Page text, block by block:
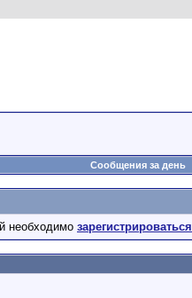
Сообщения за день
необходимо зарегистрироваться